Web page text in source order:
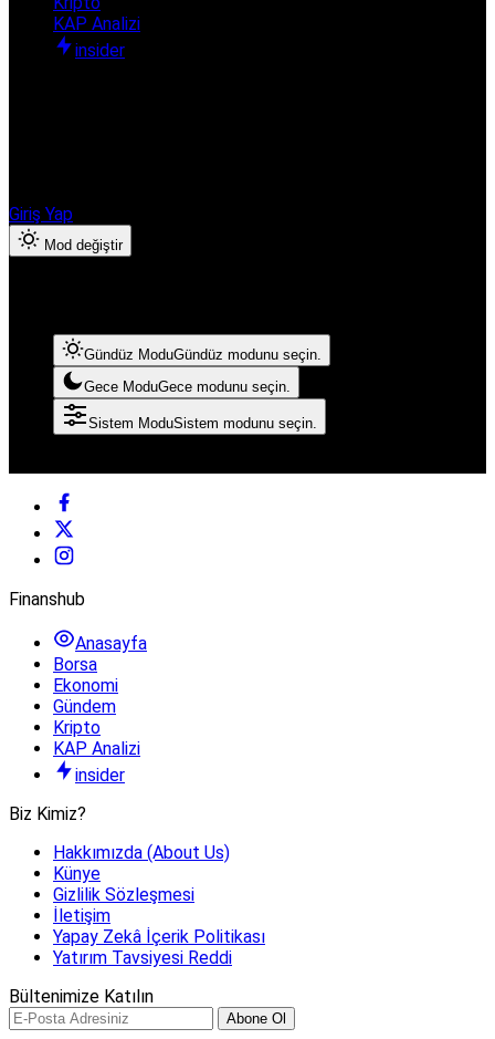
KAP Analizi
insider
Giriş Yap
Mod değiştir
Gündüz ModuGündüz modunu seçin.
Gece ModuGece modunu seçin.
Sistem ModuSistem modunu seçin.
Finanshub
Anasayfa
Borsa
Ekonomi
Gündem
Kripto
KAP Analizi
insider
Biz Kimiz?
Hakkımızda (About Us)
Künye
Gizlilik Sözleşmesi
İletişim
Yapay Zekâ İçerik Politikası
Yatırım Tavsiyesi Reddi
Bültenimize Katılın
Abone Ol